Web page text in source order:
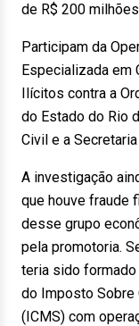
de R$ 200
Participam da
Especializada em
Ilícitos contra a
do Estado do Rio
Civil e a
A investigação
que houve fraude
desse grupo
pela promotoria.
teria sido
do Imposto Sobre
(ICMS) com